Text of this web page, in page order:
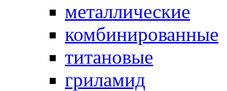
металлические
комбинированные
титановые
гриламид